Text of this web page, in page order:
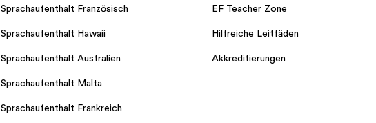
Sprachaufenthalt Französisch
Sprachaufenthalt Hawaii
Sprachaufenthalt Australien
Sprachaufenthalt Malta
Sprachaufenthalt Frankreich
EF Teacher Zone
Hilfreiche Leitfäden
Akkreditierungen